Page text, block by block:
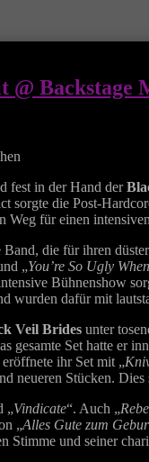
@ Backstage
fest in der Hand der
sorgte die Post-
Weg für einen
die für ihren
„You’re So Ugly
Bühnenshow
wurden dafür mit
Veil Brides unter
gesamte Set hatte er
eröffnete ihr Set mit „
neueren Stücken.
„Vindicate“. Auch „
„Alles Gute zum
Stimme und seiner